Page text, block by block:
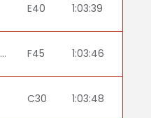
E40 1:03:39
F45 1:03:46
C30 1:03:48